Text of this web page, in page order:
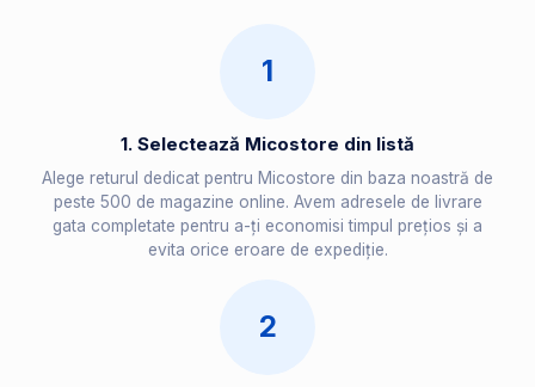
1
1. Selectează Micostore din listă
Alege returul dedicat pentru Micostore din baza noastră de
peste 500 de magazine online. Avem adresele de livrare
gata completate pentru a-ți economisi timpul prețios și a
evita orice eroare de expediție.
2